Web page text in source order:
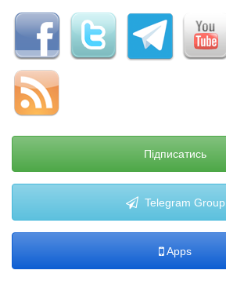
Підписатись
Telegram Group
Apps